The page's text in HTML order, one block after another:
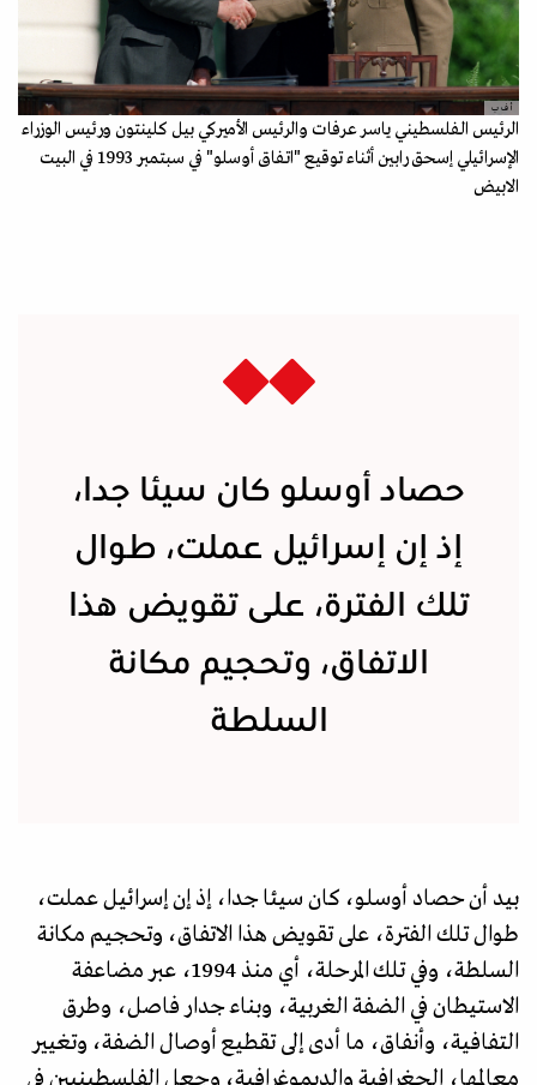
أ ف ب
الرئيس الفلسطيني ياسر عرفات والرئيس الأميركي بيل كلينتون ورئيس الوزراء
الإسرائيلي إسحق رابين أثناء توقيع "اتفاق أوسلو" في سبتمبر 1993 في البيت
الابيض
حصاد أوسلو كان سيئا جدا،
إذ إن إسرائيل عملت، طوال
تلك الفترة، على تقويض هذا
الاتفاق، وتحجيم مكانة
السلطة
بيد أن حصاد أوسلو، كان سيئا جدا، إذ إن إسرائيل عملت،
طوال تلك الفترة، على تقويض هذا الاتفاق، وتحجيم مكانة
السلطة، وفي تلك المرحلة، أي منذ 1994، عبر مضاعفة
الاستيطان في الضفة الغربية، وبناء جدار فاصل، وطرق
التفافية، وأنفاق، ما أدى إلى تقطيع أوصال الضفة، وتغيير